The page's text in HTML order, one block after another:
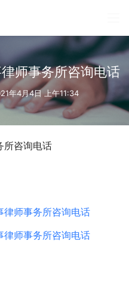
师事务所咨询电话
年4月4日 上午11:34
所咨询电话
律师事务所咨询电话
律师事务所咨询电话